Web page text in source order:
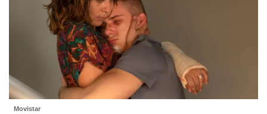
Movistar